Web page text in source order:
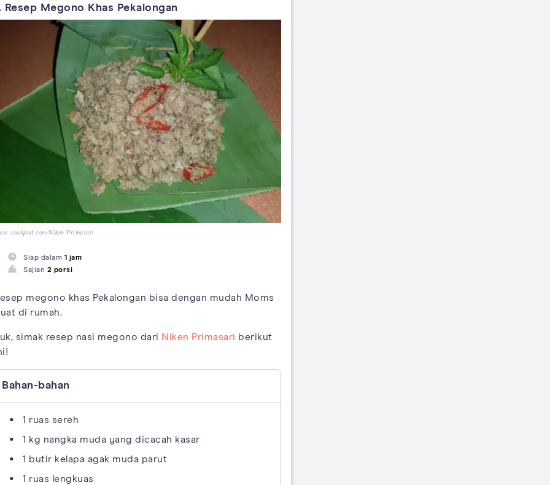
Resep Megono Khas Pekalongan
cookpad.com/Niken Primasari
Siap dalam 1 jam
Sajian 2 porsi
megono khas Pekalongan bisa dengan mudah Moms
di rumah.
simak resep nasi megono dari Niken Primasari berikut
Bahan-bahan
1 ruas sereh
1 kg nangka muda yang dicacah kasar
1 butir kelapa agak muda parut
1 ruas lengkuas